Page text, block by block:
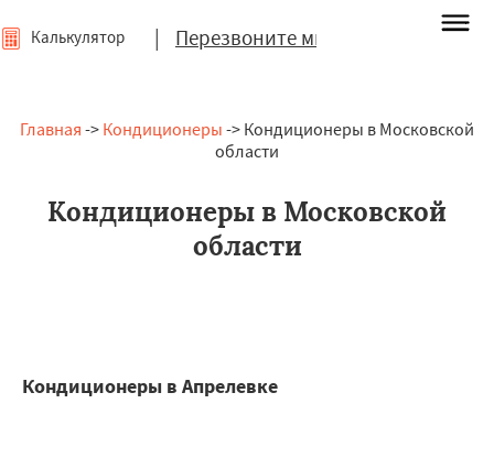
| Перезвоните мне
Калькулятор
Главная -> Кондиционеры -> Кондиционеры в Московской
области
Кондиционеры в Московской
области
Кондиционеры в Апрелевке